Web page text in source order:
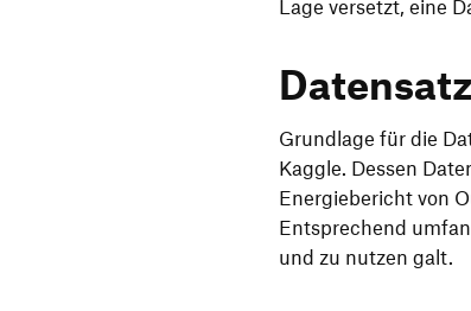
Lage versetzt, eine
Datensatz
Grundlage für die
Kaggle. Dessen
Energiebericht von
Entsprechend
und zu nutzen galt.